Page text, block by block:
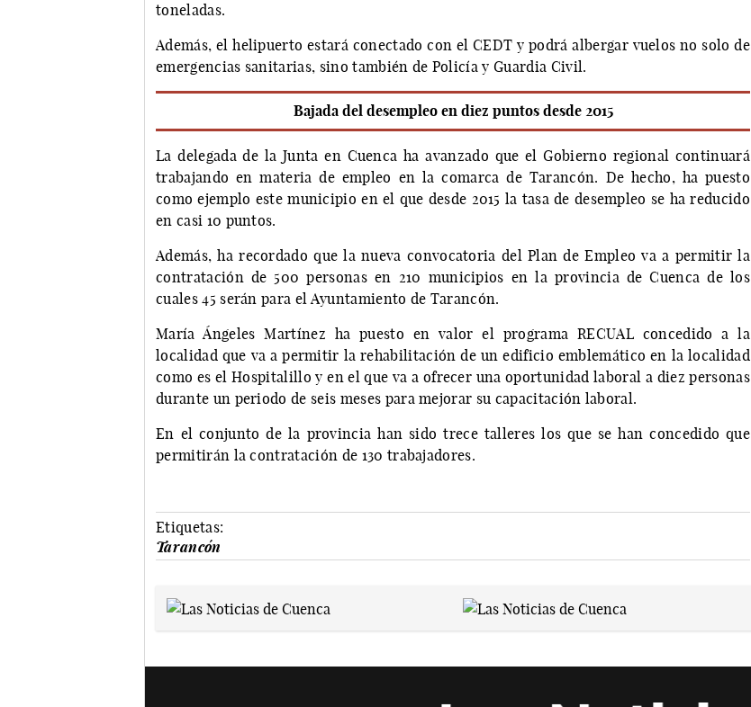
toneladas.
Además, el helipuerto estará conectado con el CEDT y podrá albergar vuelos no solo de
emergencias sanitarias, sino también de Policía y Guardia Civil.
Bajada del desempleo en diez puntos desde 2015
La delegada de la Junta en Cuenca ha avanzado que el Gobierno regional continuará
trabajando en materia de empleo en la comarca de Tarancón. De hecho, ha puesto
como ejemplo este municipio en el que desde 2015 la tasa de desempleo se ha reducido
en casi 10 puntos.
Además, ha recordado que la nueva convocatoria del Plan de Empleo va a permitir la
contratación de 500 personas en 210 municipios en la provincia de Cuenca de los
cuales 45 serán para el Ayuntamiento de Tarancón.
María Ángeles Martínez ha puesto en valor el programa RECUAL concedido a la
localidad que va a permitir la rehabilitación de un edificio emblemático en la localidad
como es el Hospitalillo y en el que va a ofrecer una oportunidad laboral a diez personas
durante un periodo de seis meses para mejorar su capacitación laboral.
En el conjunto de la provincia han sido trece talleres los que se han concedido que
permitirán la contratación de 130 trabajadores.
Etiquetas:
Tarancón